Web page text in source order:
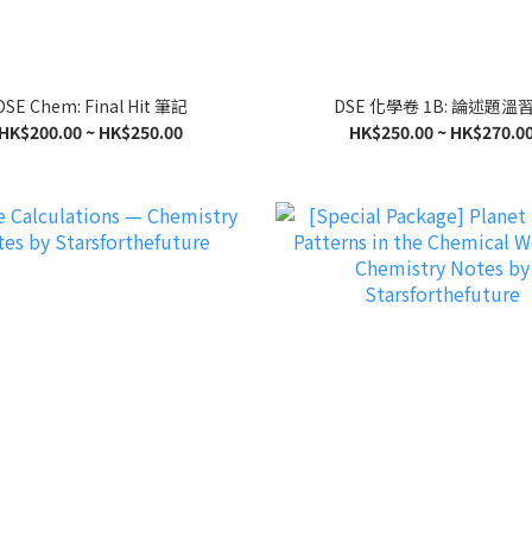
Chem: Final Hit 筆記
~ HK$250.00
DSE 化學卷 1B: 論述題溫
HK$250.00 ~